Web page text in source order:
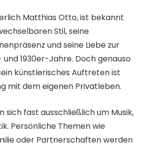
Matthias Otto, ist bekannt
Stil, seine
und seine Liebe zur
und 1930er-Jahre. Doch genauso
künstlerisches Auftreten ist
mit dem eigenen Privatleben.
sich fast ausschließlich um Musik,
Persönliche Themen wie
oder Partnerschaften werden